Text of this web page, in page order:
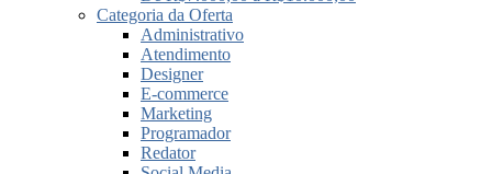
Categoria da Oferta
Administrativo
Atendimento
Designer
E-commerce
Marketing
Programador
Redator